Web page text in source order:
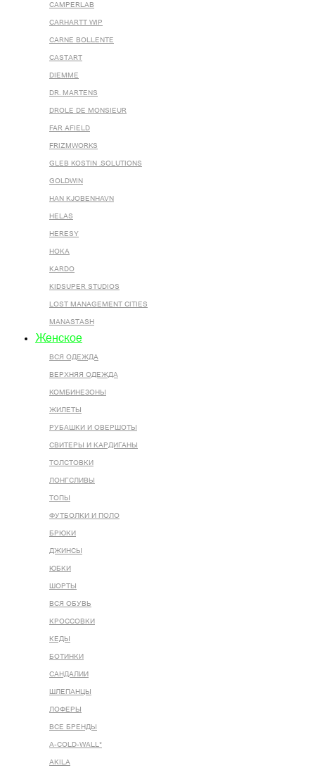
CAMPERLAB
CARHARTT WIP
CARNE BOLLENTE
CASTART
DIEMME
DR. MARTENS
DROLE DE MONSIEUR
FAR AFIELD
FRIZMWORKS
GLEB KOSTIN .SOLUTIONS
GOLDWIN
HAN KJOBENHAVN
HELAS
HERESY
HOKA
KARDO
KIDSUPER STUDIOS
LOST MANAGEMENT CITIES
MANASTASH
Женское
ВСЯ ОДЕЖДА
ВЕРХНЯЯ ОДЕЖДА
КОМБИНЕЗОНЫ
ЖИЛЕТЫ
РУБАШКИ И ОВЕРШОТЫ
СВИТЕРЫ И КАРДИГАНЫ
ТОЛСТОВКИ
ЛОНГСЛИВЫ
ТОПЫ
ФУТБОЛКИ И ПОЛО
БРЮКИ
ДЖИНСЫ
ЮБКИ
ШОРТЫ
ВСЯ ОБУВЬ
КРОССОВКИ
КЕДЫ
БОТИНКИ
САНДАЛИИ
ШЛЕПАНЦЫ
ЛОФЕРЫ
ВСЕ БРЕНДЫ
A-COLD-WALL*
AKILA